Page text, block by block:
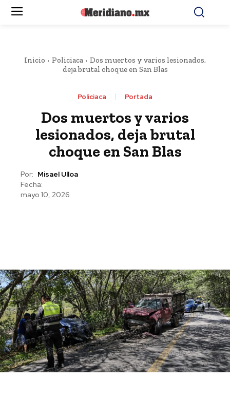
Inicio Policiaca
Dos muertos y varios lesionados,
deja brutal choque en San Blas
Policiaca Portada
Dos muertos y varios
lesionados, deja brutal
choque en San Blas
Por: Misael Ulloa
Fecha:
mayo 10, 2026